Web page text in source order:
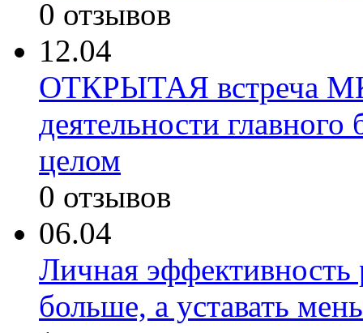
0 отзывов
12.04
ОТКРЫТАЯ встреча
деятельности главного
целом
0 отзывов
06.04
Личная эффективность
больше, а уставать